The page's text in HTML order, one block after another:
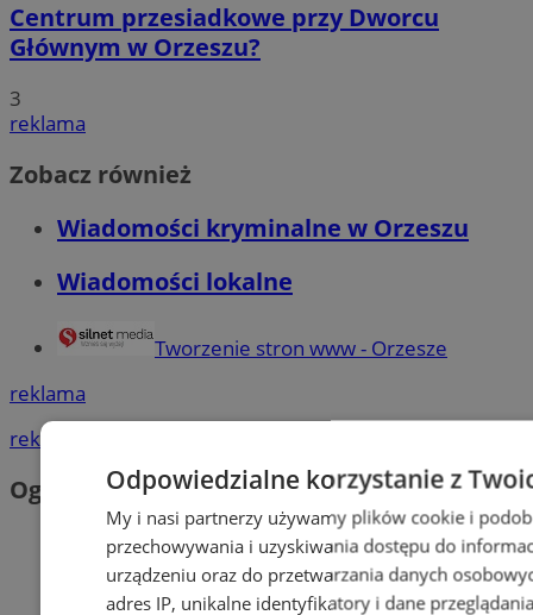
Centrum przesiadkowe przy Dworcu
Głównym w Orzeszu?
3
reklama
Zobacz również
Wiadomości kryminalne w Orzeszu
Wiadomości lokalne
Tworzenie stron www - Orzesze
reklama
reklama
OgłoszeniaOdpowiedzialne korzystanie z
My i nasi partnerzy używamy plików cookie i
przechowywania i uzyskiwania dostępu do
urządzeniu oraz do przetwarzania danych
adres IP, unikalne identyfikatory i dane